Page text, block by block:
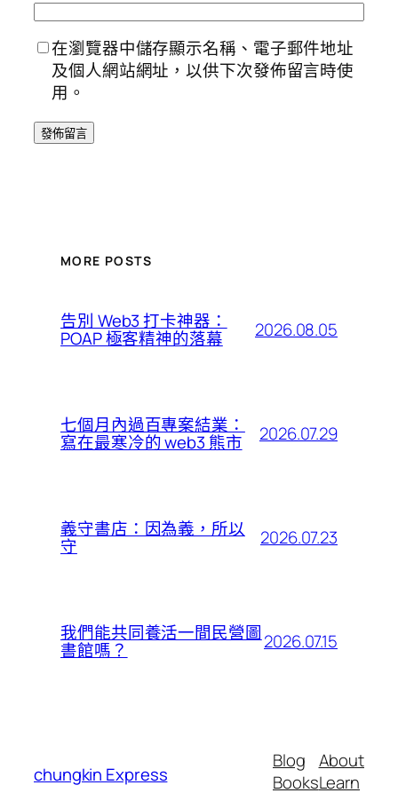
在瀏覽器中儲存顯示名稱、電子郵件地址
及個人網站網址，以供下次發佈留言時使
用。
MORE POSTS
告別 Web3 打卡神器：
POAP 極客精神的落幕 2026.08.05
七個月內過百專案結業：
寫在最寒冷的 web3 熊市 2026.07.29
義守書店：因為義，所以
守 2026.07.23
我們能共同養活一間民營圖
書館嗎？ 2026.07.15
chungkin Express
Blog
Books
About
Learn